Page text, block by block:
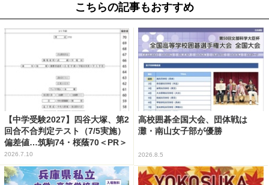
こちらの記事もおすすめ
【中学受験2027】四谷大塚、第2
回合不合判定テスト（7/5実施）
偏差値…筑駒74・桜蔭70＜PR＞
2026.7.10
高校囲碁全国大会、団体戦は
灘・南山女子部が優勝
2026.8.5